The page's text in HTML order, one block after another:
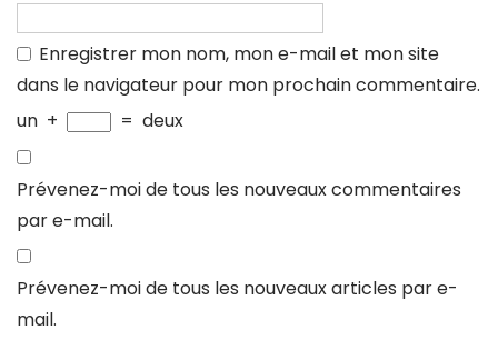
Enregistrer mon nom, mon e-mail et mon site
dans le navigateur pour mon prochain commentaire.
un + = deux
Prévenez-moi de tous les nouveaux commentaires
par e-mail.
Prévenez-moi de tous les nouveaux articles par e-
mail.